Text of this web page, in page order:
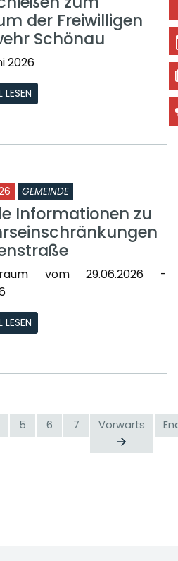
der Freiwilligen
Schönau
2026
LESEN
GEMEINDE
Informationen zu
vom 29.06.2026 -
LESEN
5 6 7 Vorwärts